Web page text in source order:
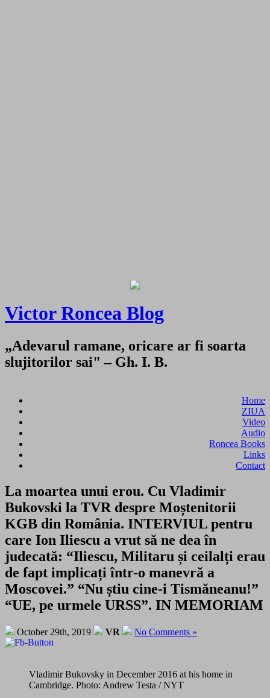
Victor Roncea Blog
„Adevarul ramane, oricare ar fi soarta
slujitorilor sai" – Gh. I. B.
Home
ZIUA
Video
Audio
Roncea Books
Links
Contact
La moartea unui erou. Cu Vladimir
Bukovski la TVR despre Moștenitorii
KGB din România. INTERVIUL pentru
care Ion Iliescu a vrut să ne dea în
judecată: “Iliescu, Militaru și ceilalți erau
de fapt implicați într-o manevră a
Moscovei.” “Nu știu cine-i Tismăneanu!”
“UE, pe urmele URSS”. IN MEMORIAM
October 29th, 2019 VR No Comments »
Vladimir Bukovsky in December 2016 at his home in
Cambridge. Photo: Andrew Testa / NYT